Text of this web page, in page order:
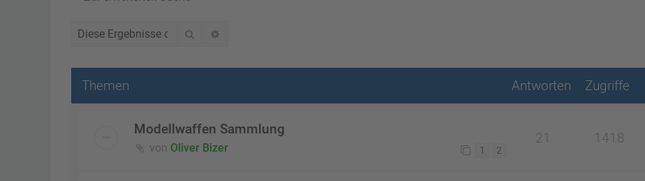
Suche
Themen Antworten Zugriffe
Modellwaffen Sammlung
von Oliver Bizer 1 2
21 1418